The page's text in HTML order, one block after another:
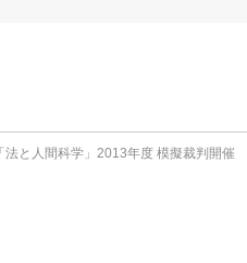
法と人間科学」2013年度 模擬裁判開催